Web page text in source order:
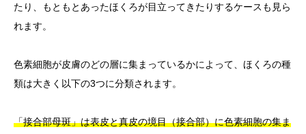
たり、もともとあったほくろが目立ってきたりするケースも見ら
れます。
色素細胞が皮膚のどの層に集まっているかによって、ほくろの種
類は大きく以下の3つに分類されます。
「接合部母斑」は表皮と真皮の境目（接合部）に色素細胞の集ま